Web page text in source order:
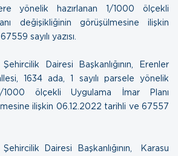
yönelik hazırlanan 1/1000 ölçekli
değişikliğinin görüşülmesine ilişkin
sayılı yazısı.
Dairesi Başkanlığının, Erenler
1634 ada, 1 sayılı parsele yönelik
ölçekli Uygulama İmar Planı
ilişkin 06.12.2022 tarihli ve 67557
Dairesi Başkanlığının, Karasu